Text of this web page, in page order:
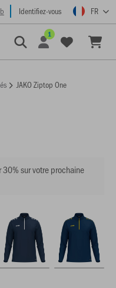
Identifiez-vous FR
1
JAKO Ziptop One
30% sur votre prochaine